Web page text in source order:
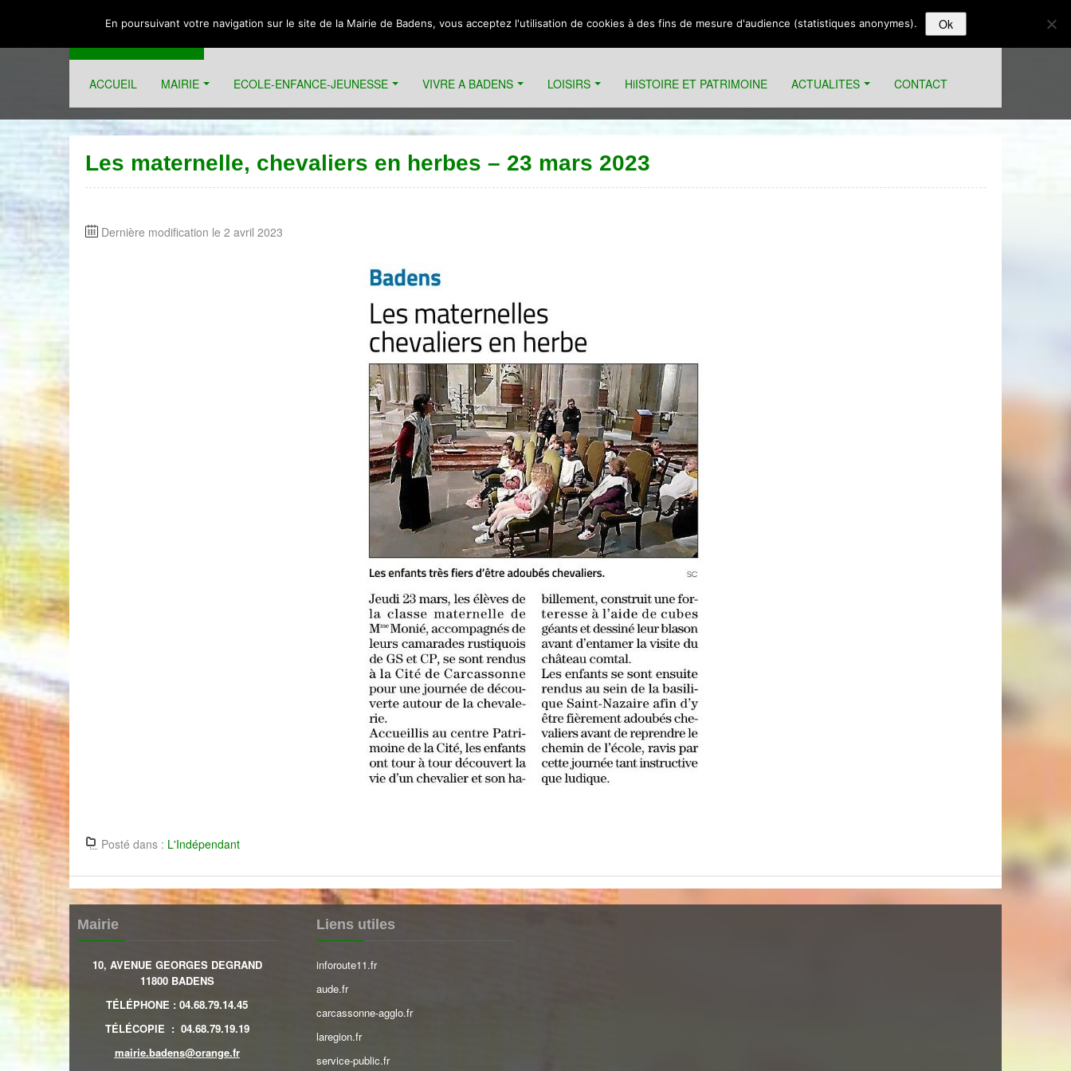
BADENS
ACCUEIL MAIRIE ECOLE-ENFANCE-JEUNESSE VIVRE A BADENS LOISIRS HiISTOIRE ET PATRIMOINE ACTUALITES CONTACT
Informations municipales et associatives sur la commune
Les maternelle, chevaliers en herbes – 23 mars 2023
Dernière modification le 2 avril 2023
Posté dans : L'Indépendant
Mairie
10, AVENUE GEORGES DEGRAND
11800 BADENS
TÉLÉPHONE : 04.68.79.14.45
TÉLÉCOPIE : 04.68.79.19.19
mairie.badens@orange.fr
Liens utiles
inforoute11.fr
aude.fr
carcassonne-agglo.fr
laregion.fr
service-public.fr
En poursuivant votre navigation sur le site de la Mairie de Badens, vous acceptez l'utilisation de cookies à des fins de mesure d'audience (statistiques anonymes). Ok